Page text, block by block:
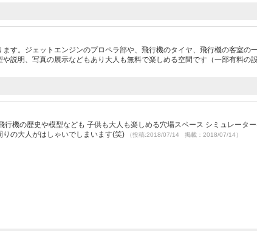
す。ジェットエンジンのプロペラ部や、飛行機のタイヤ、飛行機の客室の
説明、写真の展示などもあり大人も無料で楽しめる空間です（一部有料の
機の歴史や模型なども 子供も大人も楽しめる穴場スペース シミュレータ
の大人がはしゃいでしまいます(笑)
（投稿:2018/07/14 掲載：2018/07/14）